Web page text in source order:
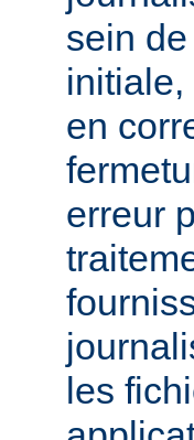
sein
en
erreur
les